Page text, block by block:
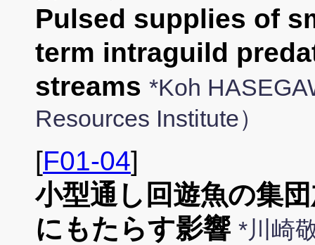
Pulsed supplies of
term intraguild
streams *Koh
Resources Institute）
[F01-04]
小型通し回遊魚の集
にもたらす影響 *川崎